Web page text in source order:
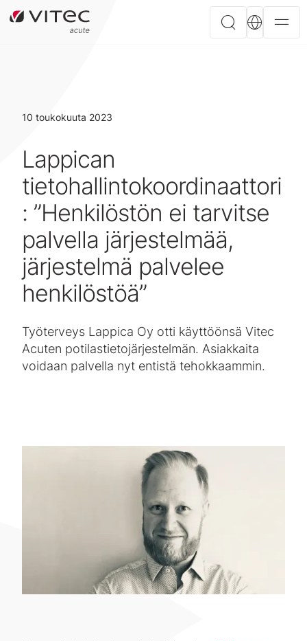
10 toukokuuta 2023
Lappican
tietohallintokoordinaattori
: ”Henkilöstön ei tarvitse
palvella järjestelmää,
järjestelmä palvelee
henkilöstöä”
Työterveys Lappica Oy otti käyttöönsä Vitec
Acuten potilastietojärjestelmän. Asiakkaita
voidaan palvella nyt entistä tehokkaammin.